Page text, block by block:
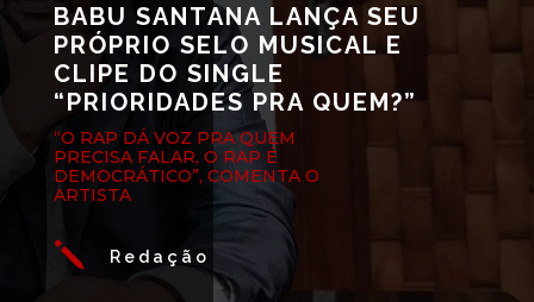
BABU SANTANA LANÇA SEU
PRÓPRIO SELO MUSICAL E
CLIPE DO SINGLE
“PRIORIDADES PRA QUEM?”
“O RAP DÁ VOZ PRA QUEM
PRECISA FALAR, O RAP É
DEMOCRÁTICO”, COMENTA O
ARTISTA
j Redação